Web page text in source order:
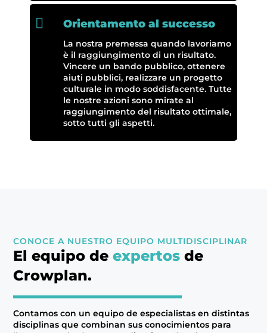
 Orientamento al successo
La nostra premessa quando lavoriamo
è il raggiungimento di un risultato.
Vincere un bando pubblico, ottenere
aiuti pubblici, realizzare un progetto
culturale in modo soddisfacente. Tutte
le nostre azioni sono mirate al
raggiungimento del risultato ottimale,
sotto tutti gli aspetti.
CONOCE A NUESTRO EQUIPO MULTIDISCIPLINAR
El equipo deexpertos de
Crowplan.
Contamos con un equipo de especialistas en distintas
disciplinas que combinan sus conocimientos para